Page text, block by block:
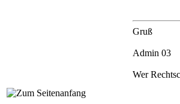
Gruß
Admin 03
Wer